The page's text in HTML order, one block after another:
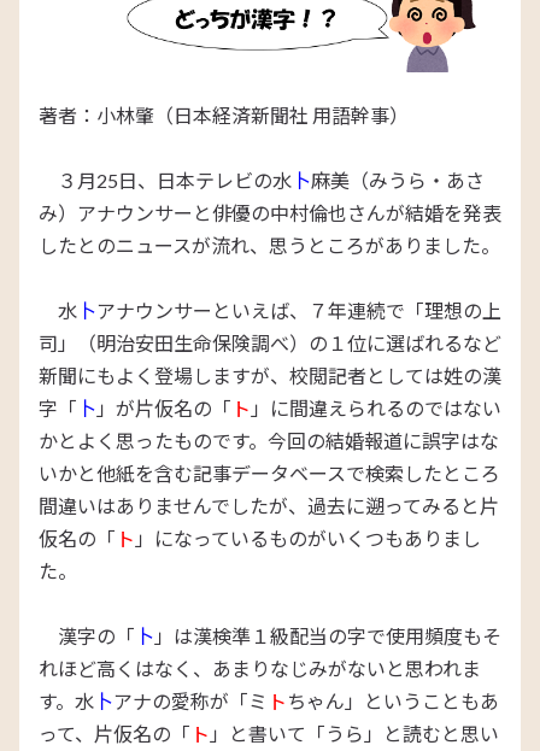
著者：小林肇（日本経済新聞社 用語幹事）
３月25日、日本テレビの水卜麻美（みうら・あさ
み）アナウンサーと俳優の中村倫也さんが結婚を発表
したとのニュースが流れ、思うところがありました。
水卜アナウンサーといえば、７年連続で「理想の上
司」（明治安田生命保険調べ）の１位に選ばれるなど
新聞にもよく登場しますが、校閲記者としては姓の漢
字「 卜 」が片仮名の「 ト 」に間違えられるのではない
かとよく思ったものです。今回の結婚報道に誤字はな
いかと他紙を含む記事データベースで検索したところ
間違いはありませんでしたが、過去に遡ってみると片
仮名の「 ト 」になっているものがいくつもありまし
た。
漢字の「 卜 」は漢検準１級配当の字で使用頻度もそ
れほど高くはなく、あまりなじみがないと思われま
す。水卜アナの愛称が「ミ ト ちゃん」ということもあ
って、片仮名の「 ト 」と書いて「うら」と読むと思い